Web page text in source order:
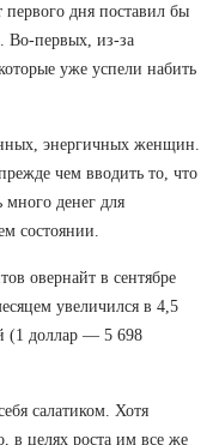
дня поставил бы
Во-первых, из-за
уже успели набить
энергичных женщин.
чем вводить то, что
много денег для
состоянии.
овернайт в сентябре
увеличился в 4,5
(1 доллар — 5 698
салатиком. Хотя
в целях роста им все же